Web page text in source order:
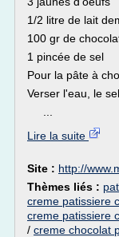
1/2 litre de lait
100 gr de
1 pincée de sel
Pour la pâte à
Verser l'eau, le
Lire la suite
Site : http://
Thèmes liés :
creme patissiere
creme patissiere
/ creme chocolat